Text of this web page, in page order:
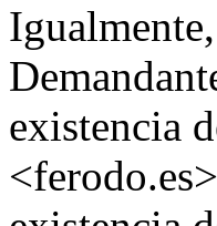
existencia